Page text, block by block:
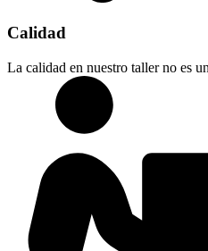
Calidad
La calidad en nuestro taller no es